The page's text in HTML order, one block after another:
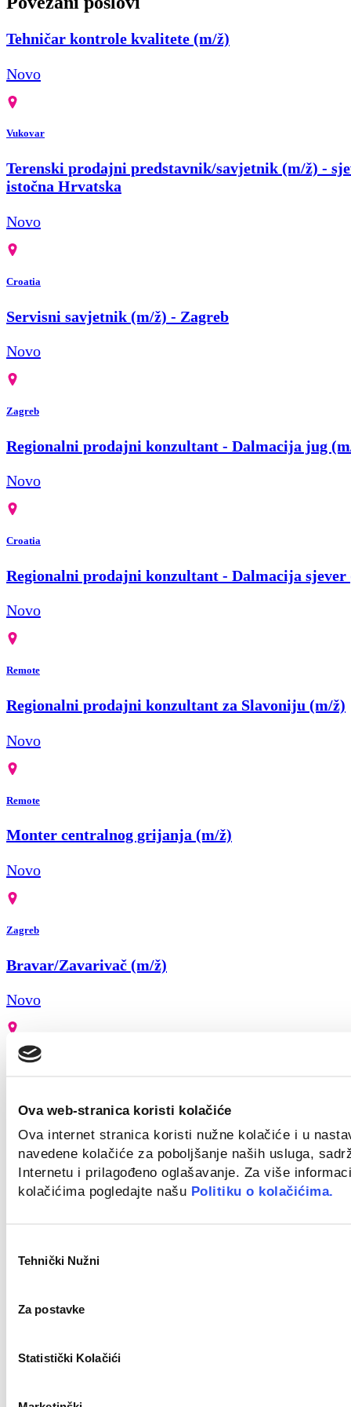
Ova web-stranica koristi kolačiće
Ova internet stranica koristi nužne kolačiće i u
navedene kolačiće za poboljšanje naših usluga,
Internetu i prilagođeno oglašavanje. Za više
kolačićima pogledajte našu Politiku o kolačićima.
pristanka
Tehnički Nužni
Za postavke
Statistički Kolačići
Tehničar kontrole kvalitete (m/ž)
Novo
Vukovar
Terenski prodajni predstavnik/savjetnik (m/ž) -
istočna Hrvatska
Novo
Croatia
Servisni savjetnik (m/ž) - Zagreb
Novo
Zagreb
Regionalni prodajni konzultant - Dalmacija jug
Novo
Croatia
Regionalni prodajni konzultant - Dalmacija sjever
Novo
Remote
Regionalni prodajni konzultant za Slavoniju (m/ž)
Novo
Remote
Monter centralnog grijanja (m/ž)
Novo
Zagreb
Bravar/Zavarivač (m/ž)
Novo
Zagreb
Novo
Croatia
Novo
Zagreb
Civil Work Supervisor (m/f)